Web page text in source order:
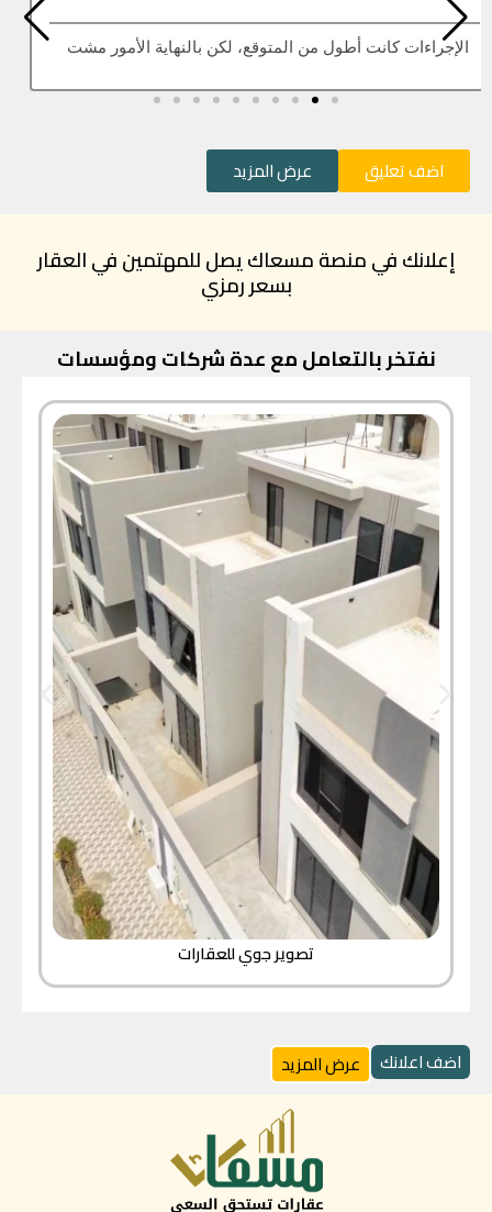
العقار اللي كنت أبيه طلع مباع، أتمنى التحديث يكون أسرع
اضف تعليق عرض المزيد
إعلانك في منصة مسعاك يصل للمهتمين في العقار
بسعر رمزي
نفتخر بالتعامل مع عدة شركات ومؤسسات
تصوير جوي للعقارات
اضف اعلانك عرض المزيد